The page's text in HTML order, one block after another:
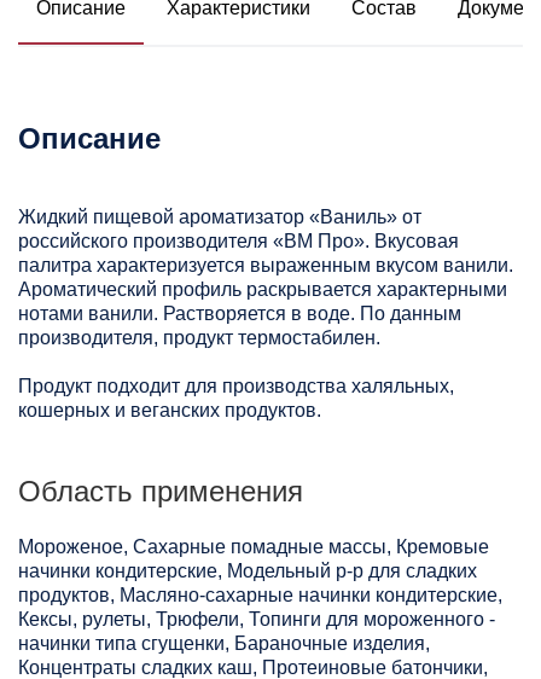
Описание Характеристики Состав
Описание
Жидкий пищевой ароматизатор «Ваниль» от
российского производителя «ВМ Про». Вкусовая
палитра характеризуется выраженным вкусом ванили.
Ароматический профиль раскрывается характерными
нотами ванили. Растворяется в воде. По данным
производителя, продукт термостабилен.
Продукт подходит для производства халяльных,
кошерных и веганских продуктов.
Область применения
Мороженое, Сахарные помадные массы, Кремовые
начинки кондитерские, Модельный р-р для сладких
продуктов, Масляно-сахарные начинки кондитерские,
Кексы, рулеты, Трюфели, Топинги для мороженного -
начинки типа сгущенки, Бараночные изделия,
Концентраты сладких каш, Протеиновые батончики,